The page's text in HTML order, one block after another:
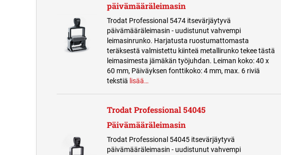
päivämääräleimasin
Trodat Professional 5474 itsevärjäytyvä
päivämääräleimasin - uudistunut vahvempi
leimasinrunko. Harjatusta ruostumattomasta
teräksestä valmistettu kiinteä metallirunko tekee tästä
leimasimesta jämäkän työjuhdan. Leiman koko: 40 x
60 mm, Päiväyksen fonttikoko: 4 mm, max. 6 riviä
tekstiä lisää…
Trodat Professional 54045
Päivämääräleimasin
Trodat Professional 54045 itsevärjäytyvä
päivämääräleimasin - uudistunut vahvempi